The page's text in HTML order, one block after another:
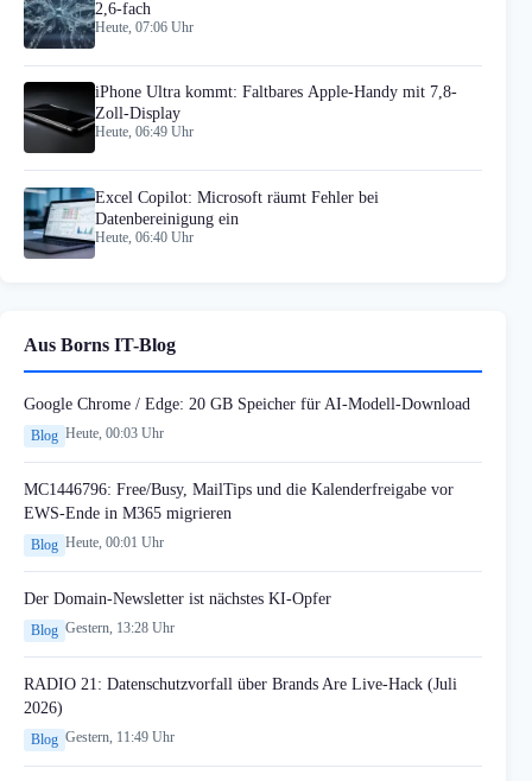
2,6-fach
Heute, 07:06 Uhr
iPhone Ultra kommt: Faltbares Apple-Handy mit 7,8-
Zoll-Display
Heute, 06:49 Uhr
Excel Copilot: Microsoft räumt Fehler bei
Datenbereinigung ein
Heute, 06:40 Uhr
Aus Borns IT-Blog
Google Chrome / Edge: 20 GB Speicher für AI-Modell-Download
Blog Heute, 00:03 Uhr
MC1446796: Free/Busy, MailTips und die Kalenderfreigabe vor
EWS-Ende in M365 migrieren
Blog Heute, 00:01 Uhr
Der Domain-Newsletter ist nächstes KI-Opfer
Blog Gestern, 13:28 Uhr
RADIO 21: Datenschutzvorfall über Brands Are Live-Hack (Juli
2026)
Blog Gestern, 11:49 Uhr